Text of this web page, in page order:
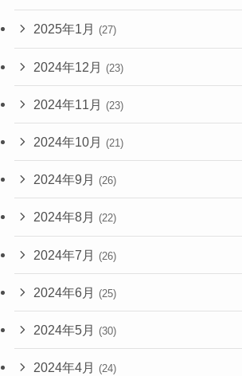
2025年1月 (27)
2024年12月 (23)
2024年11月 (23)
2024年10月 (21)
2024年9月 (26)
2024年8月 (22)
2024年7月 (26)
2024年6月 (25)
2024年5月 (30)
2024年4月 (24)